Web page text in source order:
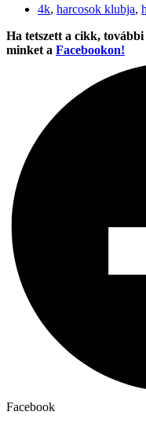
4k, harcosok klubja,
Ha tetszett a cikk,
minket a Facebookon!
Facebook